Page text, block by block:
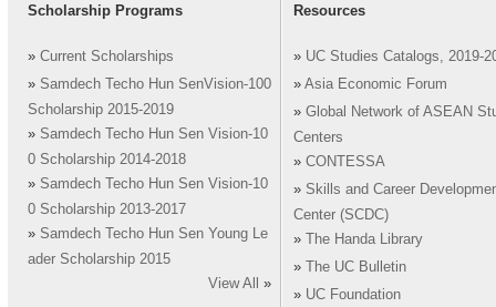
Scholarship Programs
» Current Scholarships
» Samdech Techo Hun SenVision-100
Scholarship 2015-2019
» Samdech Techo Hun Sen Vision-10
0 Scholarship 2014-2018
» Samdech Techo Hun Sen Vision-10
0 Scholarship 2013-2017
» Samdech Techo Hun Sen Young Le
ader Scholarship 2015
View All
»
Resources
» UC Studies Catalogs, 2019-
» Asia Economic Forum
» Global Network of ASEAN
Centers
» CONTESSA
» Skills and Career
Center (SCDC)
»
The Handa Library
»
The UC Bulletin
» UC Foundation